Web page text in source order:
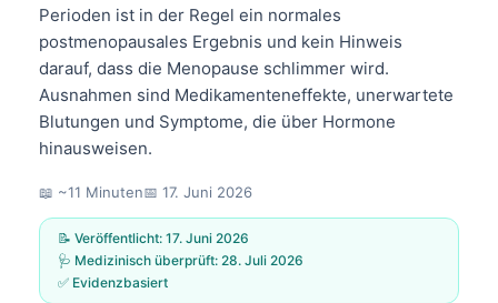
Perioden ist in der Regel ein normales
postmenopausales Ergebnis und kein Hinweis
darauf, dass die Menopause schlimmer wird.
Ausnahmen sind Medikamenteneffekte, unerwartete
Blutungen und Symptome, die über Hormone
hinausweisen.
📖 ~11 Minuten📅 17. Juni 2026
📝 Veröffentlicht: 17. Juni 2026
🩺 Medizinisch überprüft: 28. Juli 2026
✅ Evidenzbasiert